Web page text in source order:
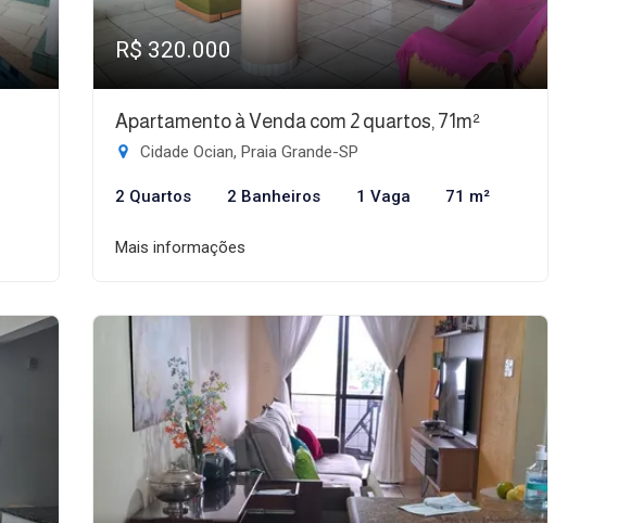
R$ 320.000
Apartamento à Venda com 2 quartos, 71m²
Cidade Ocian, Praia Grande-SP
2 Quartos 2 Banheiros 1 Vaga 71 m²
Mais informações